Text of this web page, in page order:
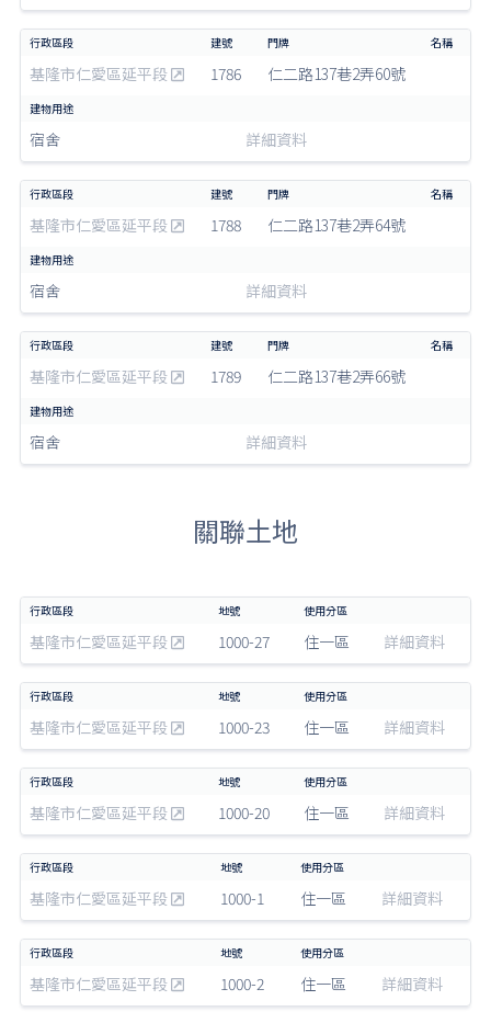
基隆市仁愛區延平段 1786 仁二路137巷2弄60號
宿舍 詳細資料
基隆市仁愛區延平段 1788 仁二路137巷2弄64號
宿舍 詳細資料
基隆市仁愛區延平段 1789 仁二路137巷2弄66號
宿舍 詳細資料
關聯土地
基隆市仁愛區延平段 1000-27 住一區 詳細資料
基隆市仁愛區延平段 1000-23 住一區 詳細資料
基隆市仁愛區延平段 1000-20 住一區 詳細資料
基隆市仁愛區延平段 1000-1 住一區 詳細資料
基隆市仁愛區延平段 1000-2 住一區 詳細資料